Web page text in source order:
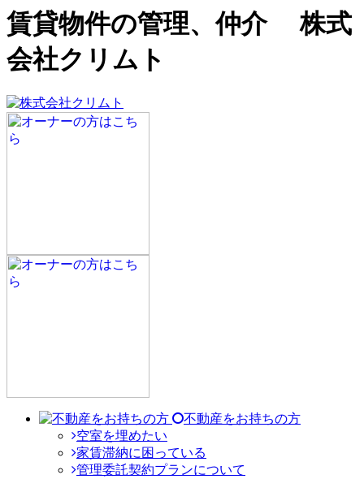
賃貸物件の管理、仲介 株式
会社クリムト
不動産をお持ちの方
空室を埋めたい
家賃滞納に困っている
管理委託契約プランについて